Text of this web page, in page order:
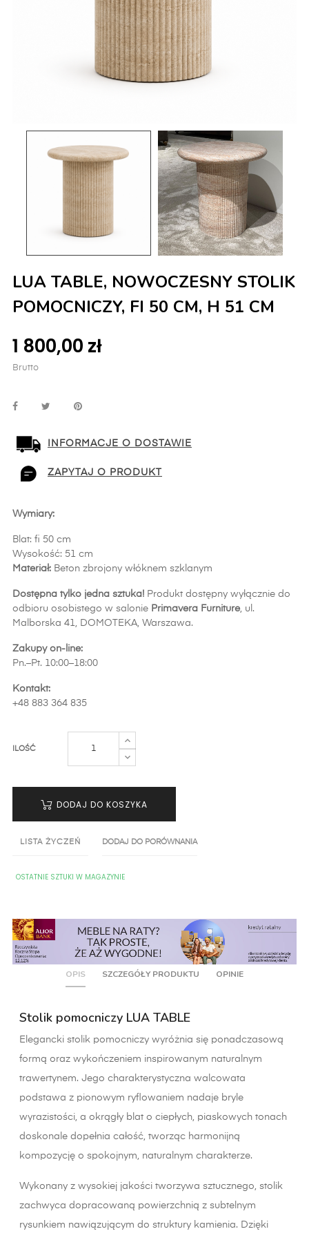
LUA TABLE, NOWOCZESNY STOLIK
POMOCNICZY, FI 50 CM, H 51 CM
1 800,00 zł
Brutto
INFORMACJE O DOSTAWIE
ZAPYTAJ O PRODUKT
Wymiary:
Blat: fi 50 cm
Wysokość: 51 cm
Materiał: Beton zbrojony włóknem szklanym
Dostępna tylko jedna sztuka! Produkt dostępny wyłącznie do
odbioru osobistego w salonie Primavera Furniture, ul.
Malborska 41, DOMOTEKA, Warszawa.
Zakupy on-line:
Pn.–Pt. 10:00–18:00
Kontakt:
+48 883 364 835
ILOŚĆ
DODAJ DO KOSZYKA
LISTA ŻYCZEŃ DODAJ DO PORÓWNANIA
OSTATNIE SZTUKI W MAGAZYNIE
OPIS SZCZEGÓŁY PRODUKTU OPINIE
Stolik pomocniczy LUA TABLE
Elegancki stolik pomocniczy wyróżnia się ponadczasową
formą oraz wykończeniem inspirowanym naturalnym
trawertynem. Jego charakterystyczna walcowata
podstawa z pionowym ryflowaniem nadaje bryle
wyrazistości, a okrągły blat o ciepłych, piaskowych tonach
doskonale dopełnia całość, tworząc harmonijną
kompozycję o spokojnym, naturalnym charakterze.
Wykonany z wysokiej jakości tworzywa sztucznego, stolik
zachwyca dopracowaną powierzchnią z subtelnym
rysunkiem nawiązującym do struktury kamienia. Dzięki